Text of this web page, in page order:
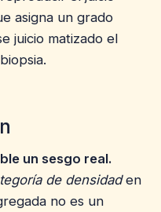
asigna un grado
juicio matizado el
un sesgo real.
de densidaden
no es un